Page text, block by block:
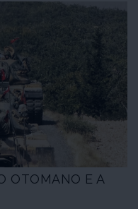
da Comissão
quem “a Europa
da força”. A
da NATO e da União
OTOMANO E A